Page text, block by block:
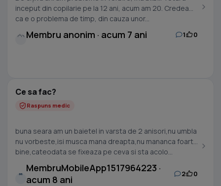
inceput din copilarie pe la 12 ani, acum am 20. Credeam
ca e o problema de timp, din cauza unor...
Membru anonim · acum 7 ani 1 0
Ce sa fac?
Raspuns medic
buna seara am un baietel in varsta de 2 anisori,nu umbla
nu vorbeste,isi musca mana dreapta,nu mananca foarte
bine,cateodata se fixeaza pe ceva si sta acolo...
M
MembruMobileApp1517964223 ·
acum 8 ani
2 0